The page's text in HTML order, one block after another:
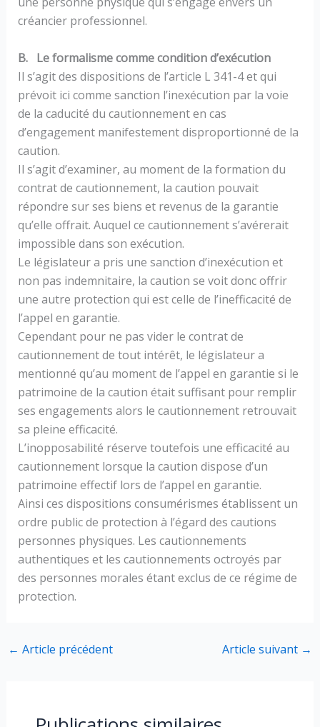
créancier professionnel.
B. Le formalisme comme condition d’exécution
Il s’agit des dispositions de l’article L 341-4 et qui
prévoit ici comme sanction l’inexécution par la voie
de la caducité du cautionnement en cas
d’engagement manifestement disproportionné de la
caution.
Il s’agit d’examiner, au moment de la formation du
contrat de cautionnement, la caution pouvait
répondre sur ses biens et revenus de la garantie
qu’elle offrait. Auquel ce cautionnement s’avérerait
impossible dans son exécution.
Le législateur a pris une sanction d’inexécution et
non pas indemnitaire, la caution se voit donc offrir
une autre protection qui est celle de l’inefficacité de
l’appel en garantie.
Cependant pour ne pas vider le contrat de
cautionnement de tout intérêt, le législateur a
mentionné qu’au moment de l’appel en garantie si le
patrimoine de la caution était suffisant pour remplir
ses engagements alors le cautionnement retrouvait
sa pleine efficacité.
L’inopposabilité réserve toutefois une efficacité au
cautionnement lorsque la caution dispose d’un
patrimoine effectif lors de l’appel en garantie.
Ainsi ces dispositions consumérismes établissent un
ordre public de protection à l’égard des cautions
personnes physiques. Les cautionnements
authentiques et les cautionnements octroyés par
des personnes morales étant exclus de ce régime de
protection.
← Article précédent Article suivant →